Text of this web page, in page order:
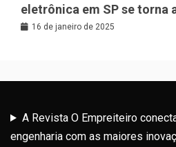
eletrônica em SP se torna
Latina
16 de janeiro de 2025
A Revista O Empreiteiro
engenharia com as maiores